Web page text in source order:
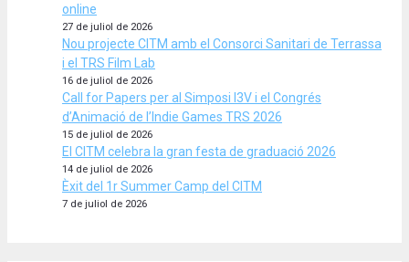
online
27 de juliol de 2026
Nou projecte CITM amb el Consorci Sanitari de Terrassa
i el TRS Film Lab
16 de juliol de 2026
Call for Papers per al Simposi I3V i el Congrés
d’Animació de l’Indie Games TRS 2026
15 de juliol de 2026
El CITM celebra la gran festa de graduació 2026
14 de juliol de 2026
Èxit del 1r Summer Camp del CITM
7 de juliol de 2026